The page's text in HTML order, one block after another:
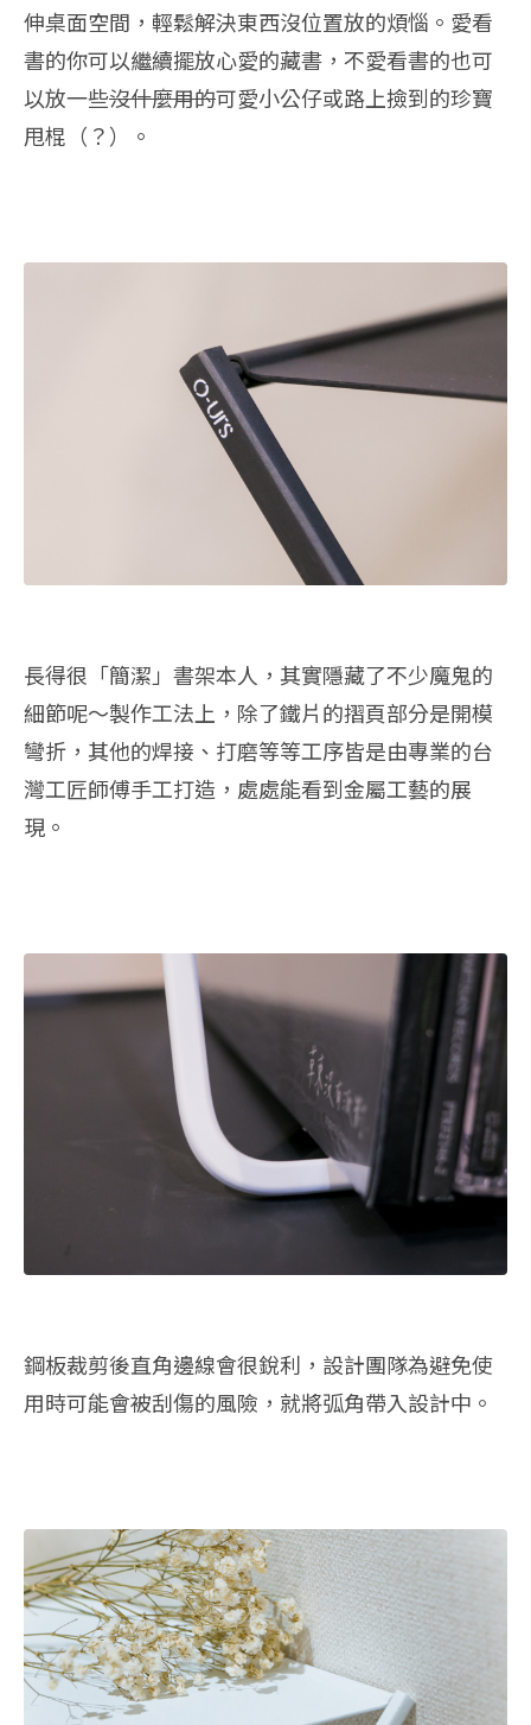
伸桌面空間，輕鬆解決東西沒位置放的煩惱。愛看
書的你可以繼續擺放心愛的藏書，不愛看書的也可
以放一些沒什麼用的可愛小公仔或路上撿到的珍寶
甩棍（？）。
長得很「簡潔」書架本人，其實隱藏了不少魔鬼的
細節呢～製作工法上，除了鐵片的摺頁部分是開模
彎折，其他的焊接、打磨等等工序皆是由專業的台
灣工匠師傅手工打造，處處能看到金屬工藝的展
現。
鋼板裁剪後直角邊線會很銳利，設計團隊為避免使
用時可能會被刮傷的風險，就將弧角帶入設計中。